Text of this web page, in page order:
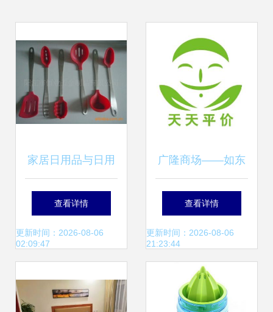
家居日用品与日用
杂品 如何选择更实
用？
查看详情
更新时间：2026-08-06
02:09:47
广隆商场——如东
人身边的本土平价
超市，请投广隆一
票
查看详情
更新时间：2026-08-06
21:23:44